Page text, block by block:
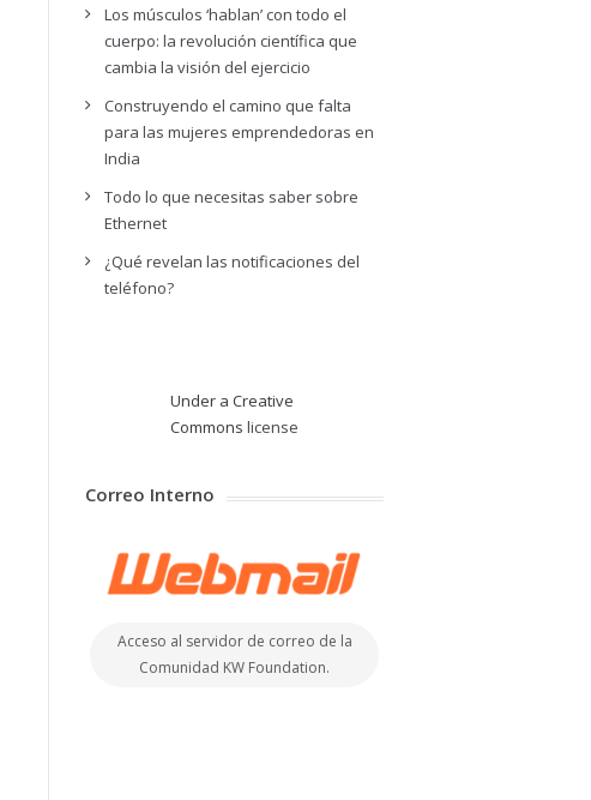
Los músculos ‘hablan’ con todo el
cuerpo: la revolución científica que
cambia la visión del ejercicio
Construyendo el camino que falta
para las mujeres emprendedoras en
India
Todo lo que necesitas saber sobre
Ethernet
¿Qué revelan las notificaciones del
teléfono?
Under a Creative
Commons license
Correo Interno
Acceso al servidor de correo de la
Comunidad KW Foundation.